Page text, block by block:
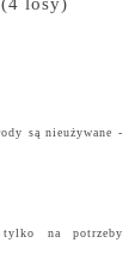
są nieużywane -
na potrzeby